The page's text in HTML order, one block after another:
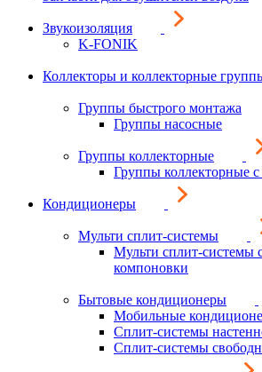
Звукоизоляция
K-FONIK
Коллекторы и коллекторные
Группы быстрого монтажа
Группы насосные
Группы коллекторные
Группы коллекторные с
Кондиционеры
Мульти сплит-системы
Мульти сплит-системы
компоновки
Бытовые кондиционеры
Мобильные
Сплит-системы
Сплит-системы